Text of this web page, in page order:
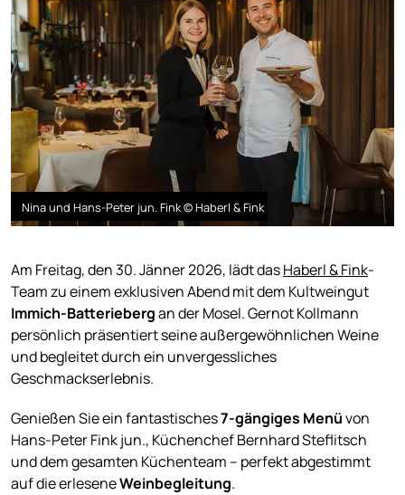
Nina und Hans-Peter jun. Fink © Haberl & Fink
Am Freitag, den 30. Jänner 2026, lädt dasHaberl & Fink-
Team zu einem exklusiven Abend mit dem Kultweingut
Immich-Batteriebergan der Mosel. Gernot Kollmann
persönlich präsentiert seine außergewöhnlichen Weine
und begleitet durch ein unvergessliches
Geschmackserlebnis.
Genießen Sie ein fantastisches7-gängiges Menüvon
Hans-Peter Fink jun., Küchenchef Bernhard Steflitsch
und dem gesamten Küchenteam – perfekt abgestimmt
auf die erleseneWeinbegleitung.